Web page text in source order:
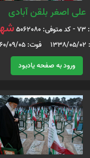
علی اصغر بلقن آبادی
ورود به صفحه یادبود